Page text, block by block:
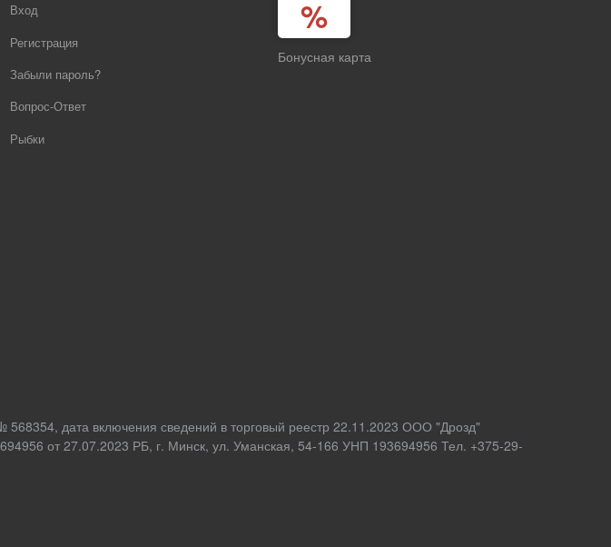
Вход
Регистрация
Забыли пароль?
Вопрос-Ответ
Рыбки
Бонусная карта
568354, дата включения сведений в торговый реестр 22.11.2023 ООО "Дрозд"
от 27.07.2023 РБ, г. Минск, ул. Уманская, 54-166 УНП 193694956 Тел. +375-29-